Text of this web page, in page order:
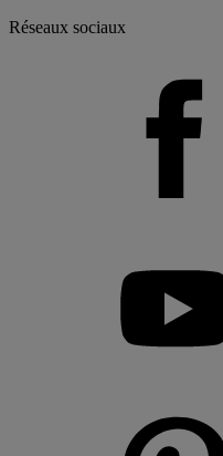
Réseaux sociaux